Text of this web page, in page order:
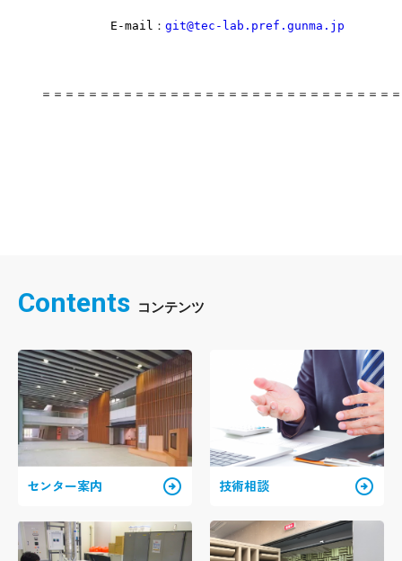
E-mail： git@tec-lab.pref.gunma.jp
＝＝＝＝＝＝＝＝＝＝＝＝＝＝＝＝＝＝＝＝＝＝＝＝＝＝＝＝＝＝
Contents
センター案内 arrow_circle_right 技術相談 arrow_circle_right